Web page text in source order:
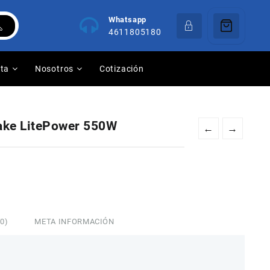
Whatsapp
4611805180
Nosotros Cotización
← →
LitePower 550W
META INFORMACIÓN